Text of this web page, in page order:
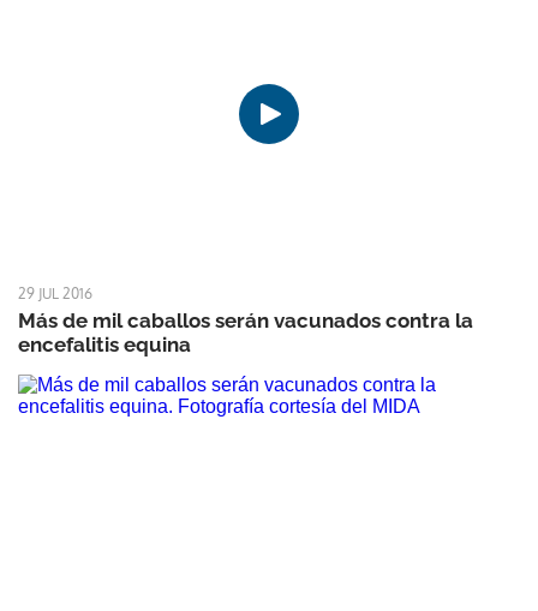
29 JUL 2016
Más de mil caballos serán vacunados contra la
encefalitis equina